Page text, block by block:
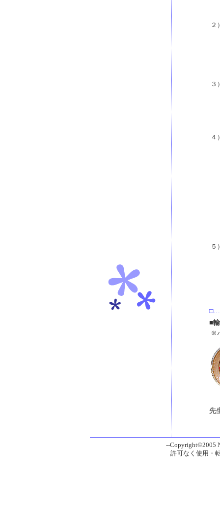
２
３
４
５
■
※
先
--Copyright©2005
許可なく使用・